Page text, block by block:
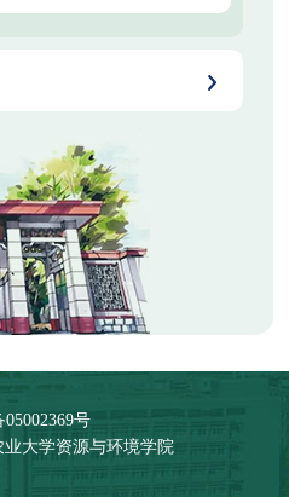
05002369号
大学资源与环境学院